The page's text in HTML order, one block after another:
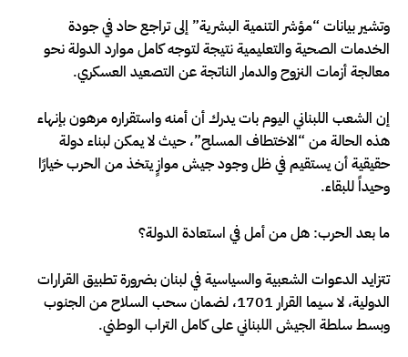
وتشير بيانات “مؤشر التنمية البشرية” إلى تراجع حاد في جودة
الخدمات الصحية والتعليمية نتيجة لتوجه كامل موارد الدولة نحو
معالجة أزمات النزوح والدمار الناتجة عن التصعيد العسكري.
إن الشعب اللبناني اليوم بات يدرك أن أمنه واستقراره مرهون بإنهاء
هذه الحالة من “الاختطاف المسلح”، حيث لا يمكن لبناء دولة
حقيقية أن يستقيم في ظل وجود جيش موازٍ يتخذ من الحرب خيارًا
وحيداً للبقاء.
ما بعد الحرب: هل من أمل في استعادة الدولة؟
تتزايد الدعوات الشعبية والسياسية في لبنان بضرورة تطبيق القرارات
الدولية، لا سيما القرار 1701، لضمان سحب السلاح من الجنوب
وبسط سلطة الجيش اللبناني على كامل التراب الوطني.